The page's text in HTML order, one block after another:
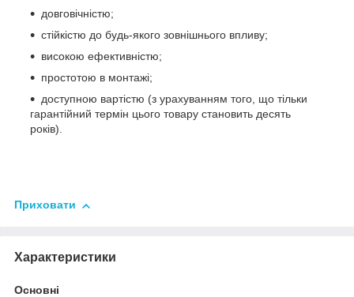
довговічністю;
стійкістю до будь-якого зовнішнього впливу;
високою ефективністю;
простотою в монтажі;
доступною вартістю (з урахуванням того, що тільки
гарантійний термін цього товару становить десять
років).
Приховати
Характеристики
Основні